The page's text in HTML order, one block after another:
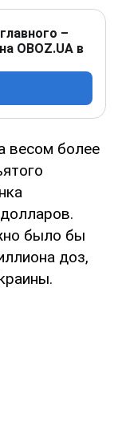
–
OBOZ.UA в
весом более
было бы
доз,